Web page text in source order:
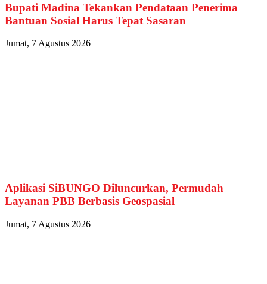
Bupati Madina Tekankan Pendataan Penerima
Bantuan Sosial Harus Tepat Sasaran
Jumat, 7 Agustus 2026
Aplikasi SiBUNGO Diluncurkan, Permudah
Layanan PBB Berbasis Geospasial
Jumat, 7 Agustus 2026